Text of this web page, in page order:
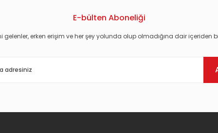
E-bülten Aboneliği
gelenler, erken erişim ve her şey yolunda olup olmadığına dair içeriden